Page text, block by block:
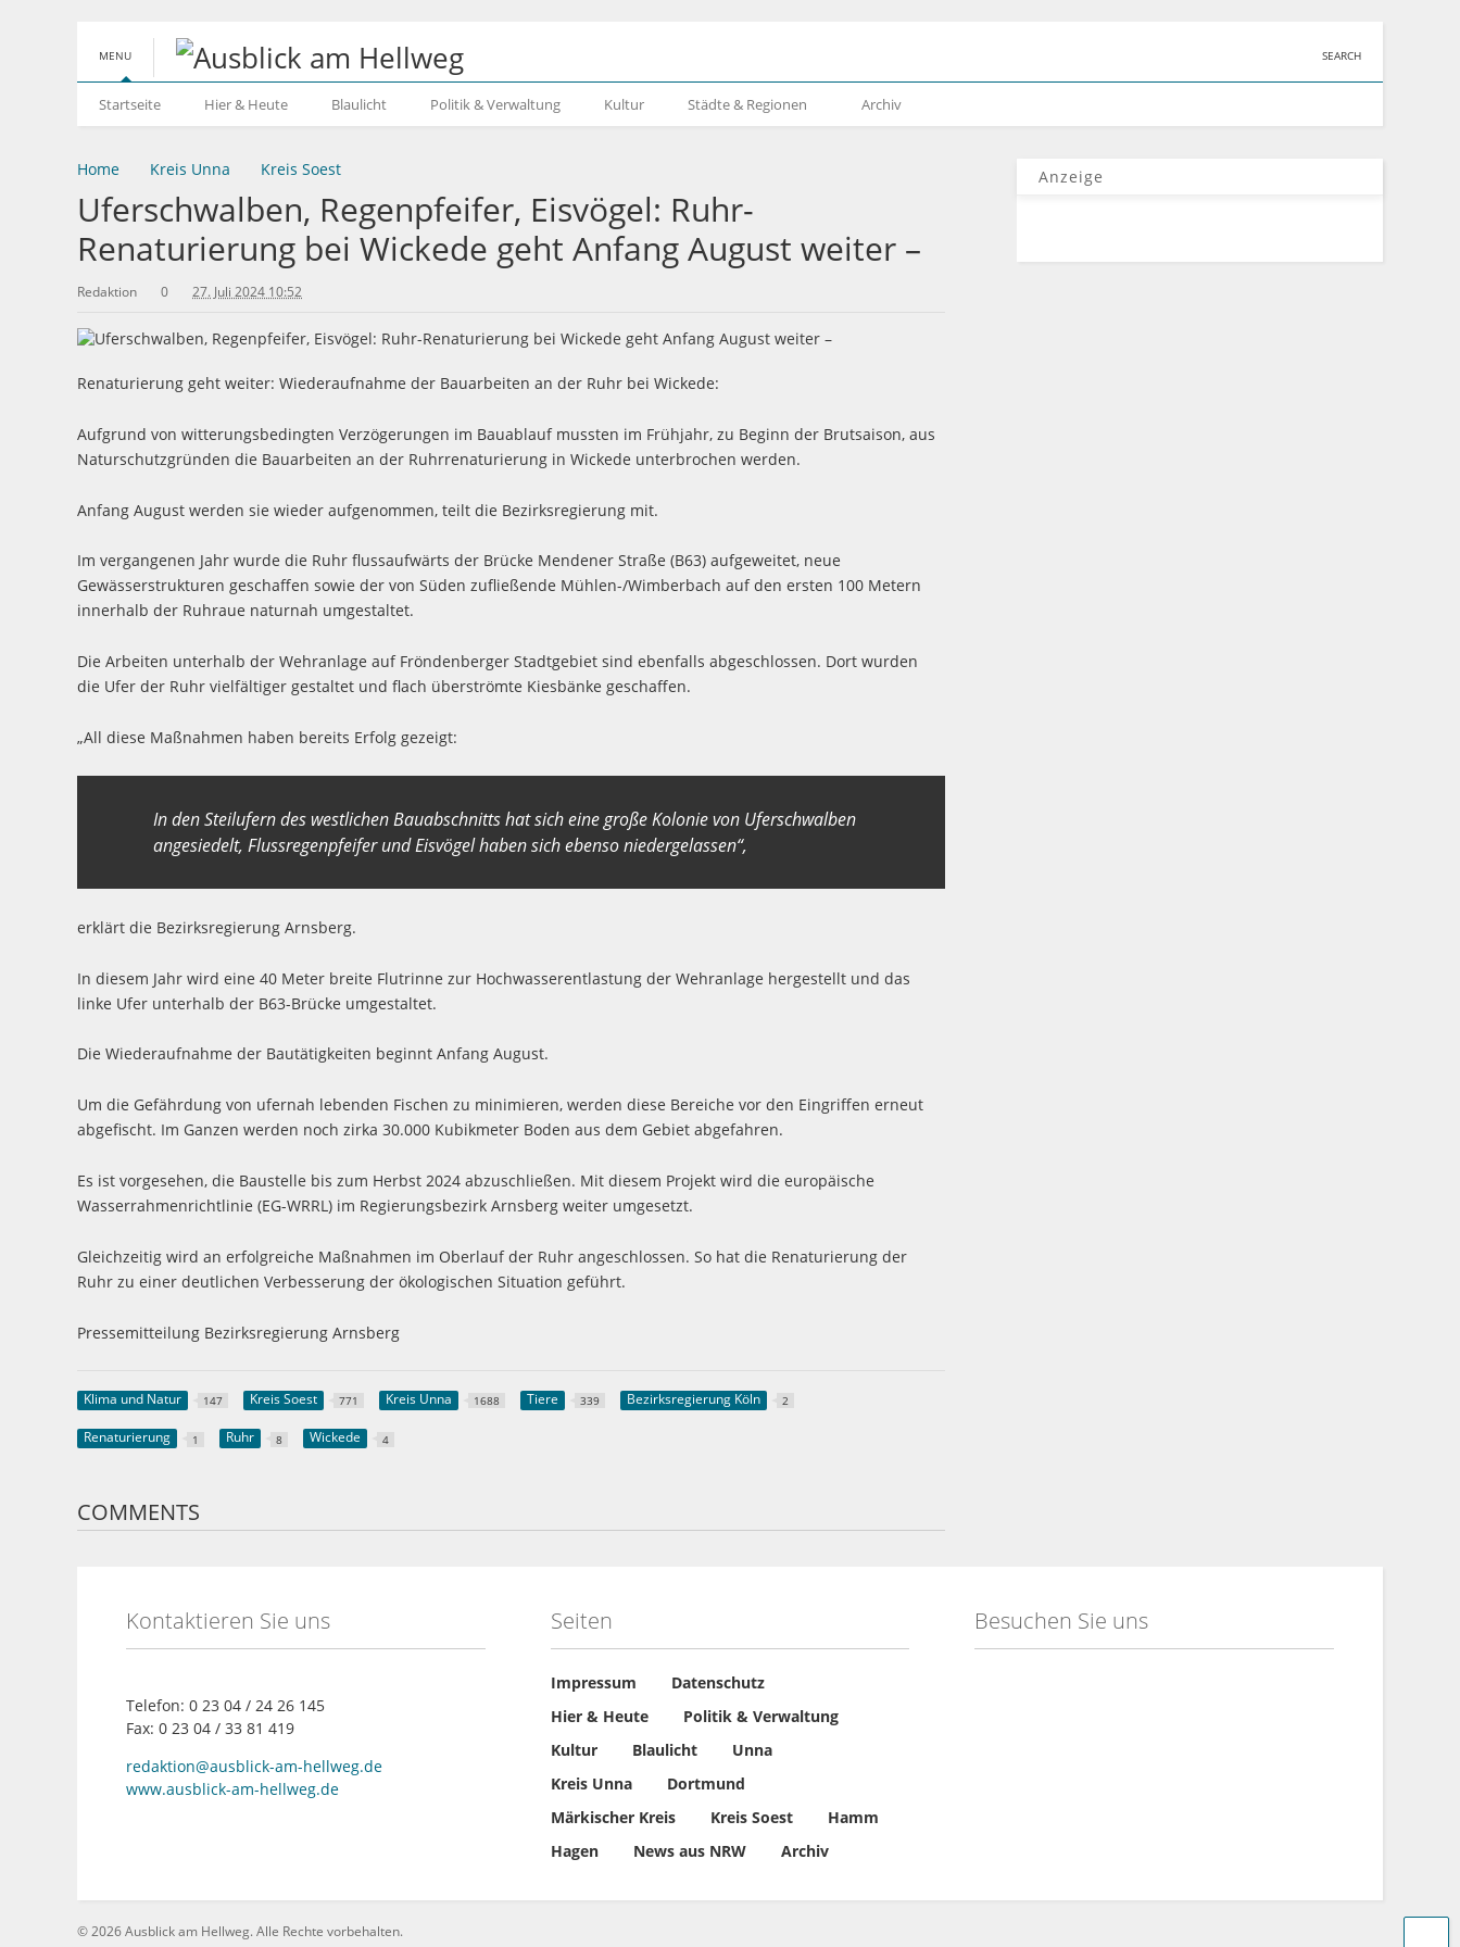
MENU SEARCH
Startseite Hier & Heute Blaulicht Politik & Verwaltung Kultur Städte & Regionen Archiv
Home Kreis Unna Kreis Soest
Uferschwalben, Regenpfeifer, Eisvögel: Ruhr-
Renaturierung bei Wickede geht Anfang August weiter –
Redaktion 0 27. Juli 2024 10:52
Renaturierung geht weiter: Wiederaufnahme der Bauarbeiten an der Ruhr bei Wickede:
Aufgrund von witterungsbedingten Verzögerungen im Bauablauf mussten im Frühjahr, zu Beginn der Brutsaison, aus
Naturschutzgründen die Bauarbeiten an der Ruhrrenaturierung in Wickede unterbrochen werden.
Anfang August werden sie wieder aufgenommen, teilt die Bezirksregierung mit.
Im vergangenen Jahr wurde die Ruhr flussaufwärts der Brücke Mendener Straße (B63) aufgeweitet, neue
Gewässerstrukturen geschaffen sowie der von Süden zufließende Mühlen-/Wimberbach auf den ersten 100 Metern
innerhalb der Ruhraue naturnah umgestaltet.
Die Arbeiten unterhalb der Wehranlage auf Fröndenberger Stadtgebiet sind ebenfalls abgeschlossen. Dort wurden
die Ufer der Ruhr vielfältiger gestaltet und flach überströmte Kiesbänke geschaffen.
„All diese Maßnahmen haben bereits Erfolg gezeigt:
In den Steilufern des westlichen Bauabschnitts hat sich eine große Kolonie von Uferschwalben
angesiedelt, Flussregenpfeifer und Eisvögel haben sich ebenso niedergelassen“,
erklärt die Bezirksregierung Arnsberg.
In diesem Jahr wird eine 40 Meter breite Flutrinne zur Hochwasserentlastung der Wehranlage hergestellt und das
linke Ufer unterhalb der B63-Brücke umgestaltet.
Die Wiederaufnahme der Bautätigkeiten beginnt Anfang August.
Um die Gefährdung von ufernah lebenden Fischen zu minimieren, werden diese Bereiche vor den Eingriffen erneut
abgefischt. Im Ganzen werden noch zirka 30.000 Kubikmeter Boden aus dem Gebiet abgefahren.
Es ist vorgesehen, die Baustelle bis zum Herbst 2024 abzuschließen. Mit diesem Projekt wird die europäische
Wasserrahmenrichtlinie (EG-WRRL) im Regierungsbezirk Arnsberg weiter umgesetzt.
Gleichzeitig wird an erfolgreiche Maßnahmen im Oberlauf der Ruhr angeschlossen. So hat die Renaturierung der
Ruhr zu einer deutlichen Verbesserung der ökologischen Situation geführt.
Pressemitteilung Bezirksregierung Arnsberg
Klima und Natur 147 Kreis Soest 771 Kreis Unna 1688 Tiere 339 Bezirksregierung Köln 2
Renaturierung 1 Ruhr 8 Wickede 4
COMMENTS
Anzeige
Kontaktieren Sie uns
Telefon: 0 23 04 / 24 26 145
Fax: 0 23 04 / 33 81 419
redaktion@ausblick-am-hellweg.de
www.ausblick-am-hellweg.de
Seiten
Impressum
Datenschutz
Hier & Heute
Politik & Verwaltung
Kultur
Blaulicht
Unna
Kreis Unna
Dortmund
Märkischer Kreis
Kreis Soest
Hamm
Hagen
News aus NRW Archiv
Besuchen Sie uns
©2026 Ausblick am Hellweg. Alle Rechte vorbehalten.